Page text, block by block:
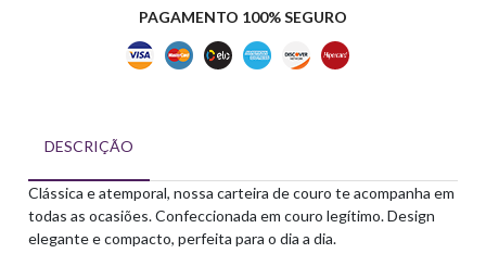
PAGAMENTO 100% SEGURO
DESCRIÇÃO
Clássica e atemporal, nossa carteira de couro te acompanha em
todas as ocasiões. Confeccionada em couro legítimo. Design
elegante e compacto, perfeita para o dia a dia.